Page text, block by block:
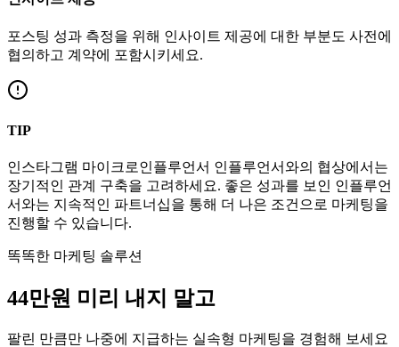
포스팅 성과 측정을 위해 인사이트 제공에 대한 부분도 사전에
협의하고 계약에 포함시키세요.
TIP
인스타그램 마이크로인플루언서 인플루언서와의 협상에서는
장기적인 관계 구축을 고려하세요. 좋은 성과를 보인 인플루언
서와는 지속적인 파트너십을 통해 더 나은 조건으로 마케팅을
진행할 수 있습니다.
똑똑한 마케팅 솔루션
44만원 미리 내지 말고
팔린 만큼만 나중에 지급하는 실속형 마케팅을 경험해 보세요